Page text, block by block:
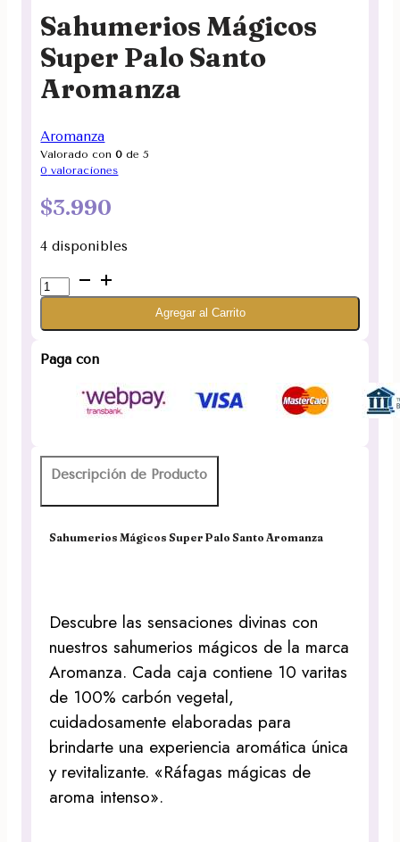
Sahumerios Mágicos
Super Palo Santo
Aromanza
Aromanza
Valorado con0 de 5
0 valoraciones
$3.990
4 disponibles
Sahumerios
Mágicos
Santo
cantidad
Agregar al Carrito
Paga con
Descripción de Producto
Sahumerios Mágicos Super Palo Santo Aromanza
Descubre las sensaciones divinas con
nuestros sahumerios mágicos de la marca
Aromanza. Cada caja contiene 10 varitas
de 100% carbón vegetal,
cuidadosamente elaboradas para
brindarte una experiencia aromática única
y revitalizante. «Ráfagas mágicas de
aroma intenso».